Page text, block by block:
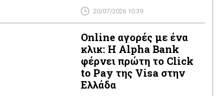
20/07/2026 10:39
Οnline αγορές με ένα
κλικ: H Alpha Bank
φέρνει πρώτη το Click
to Pay της Visa στην
Ελλάδα